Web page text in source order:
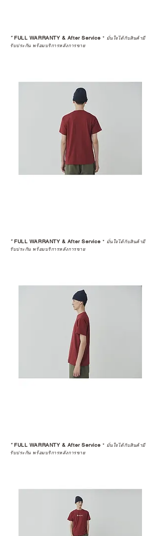
*FULL WARRANTY & After Service * มั่นใจได้กับสินค้ามี
รับประกัน พร้อมบริการหลังการขาย
*FULL WARRANTY & After Service * มั่นใจได้กับสินค้ามี
รับประกัน พร้อมบริการหลังการขาย
*FULL WARRANTY & After Service * มั่นใจได้กับสินค้ามี
รับประกัน พร้อมบริการหลังการขาย